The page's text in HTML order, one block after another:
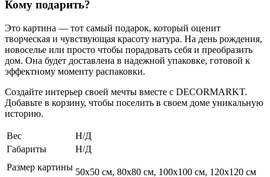
Кому подарить?
Это картина — тот самый подарок, который оценит
творческая и чувствующая красоту натура. На день рождения,
новоселье или просто чтобы порадовать себя и преобразить
дом. Она будет доставлена в надежной упаковке, готовой к
эффектному моменту распаковки.
Создайте интерьер своей мечты вместе с DECORMARKT.
Добавьте в корзину, чтобы поселить в своем доме уникальную
историю.
Вес
Н/Д
Габариты
Н/Д
Размер картины 50х50 см, 80х80 см, 100х100 см, 120х120 см